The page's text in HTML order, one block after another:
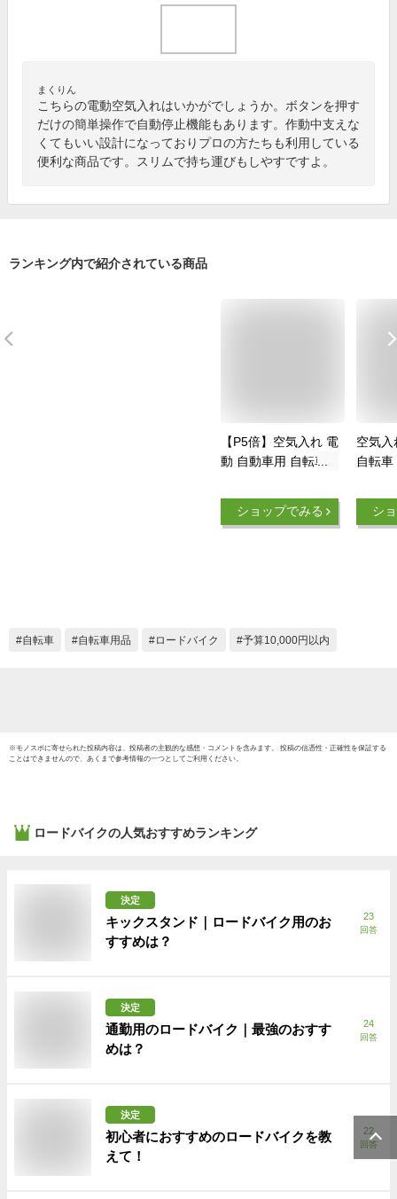
まくりん
こちらの電動空気入れはいかがでしょうか。ボタンを押す
だけの簡単操作で自動停止機能もあります。作動中支えな
くてもいい設計になっておりプロの方たちも利用している
便利な商品です。スリムで持ち運びもしやすですよ。
ランキング内で紹介されている商品
【P5倍】空気入れ 電
動 自動車用 自転車
携帯 ロードバイク
浮き輪 電動空気入れ
イト付き タイヤ空気
ショップでみる
空気入
自転
入れ
エア
シ
自転車 自転車用品 ロードバイク 予算10,000円以内
※モノスポに寄せられた投稿内容は、投稿者の主観的な感想・コメントを含みます。 投稿の信憑性・正確性を保証する
ことはできませんので、あくまで参考情報の一つとしてご利用ください。
ロードバイクの人気おすすめランキング
決定
キックスタンド｜ロードバイク用のお
すすめは？
23
回答
決定
通勤用のロードバイク｜最強のおすす
めは？
24
回答
決定
初心者におすすめのロードバイクを教
えて！
22
回答